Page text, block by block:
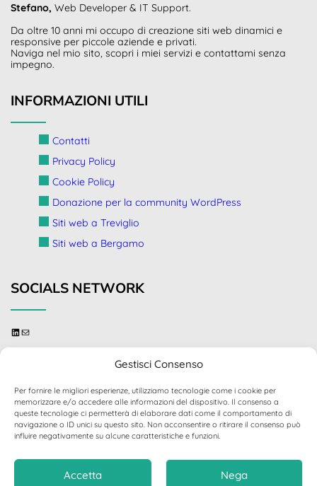
Gestisci Consenso
Per fornire le migliori esperienze, utilizziamo tecnologie come i cookie per
memorizzare e/o accedere alle informazioni del dispositivo. Il consenso a
queste tecnologie ci permetterà di elaborare dati come il comportamento di
navigazione o ID unici su questo sito. Non acconsentire o ritirare il consenso può
influire negativamente su alcune caratteristiche e funzioni.
Accetta Nega
Stefano, Web Developer & IT Support.
Da oltre 10 anni mi occupo di creazione siti web dinamici e
responsive per piccole aziende e privati.
Naviga nel mio sito, scopri i miei servizi e contattami senza
impegno.
INFORMAZIONI UTILI
Contatti
Privacy Policy
Cookie Policy
Donazione per la community WordPress
Siti web a Treviglio
Siti web a Bergamo
SOCIALS NETWORK
linkedin
send me an email
© 2024 - 2026 Stefano Fattori - Sviluppatore Web /
Specializzato in WordPress - Tema:Luxury Concept